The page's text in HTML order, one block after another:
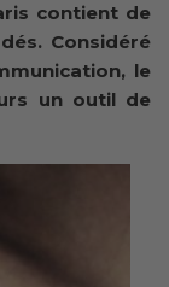
contient de
Considéré
le
un outil de